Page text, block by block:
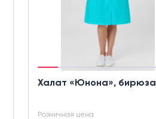
Халат «Юнона», бирюза
Розничная цена